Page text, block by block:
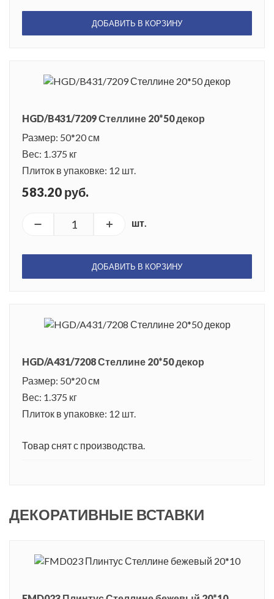
ДОБАВИТЬ В КОРЗИНУ
HGD/B431/7209 Стеллине 20*50 декор
Размер: 50*20 см
Вес: 1.375 кг
Плиток в упаковке: 12 шт.
583.20 руб.
шт.
ДОБАВИТЬ В КОРЗИНУ
HGD/A431/7208 Стеллине 20*50 декор
Размер: 50*20 см
Вес: 1.375 кг
Плиток в упаковке: 12 шт.
Товар снят с производства.
ДЕКОРАТИВНЫЕ ВСТАВКИ